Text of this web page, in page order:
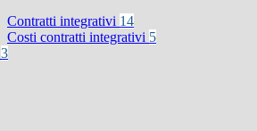
Contratti integrativi 14
Costi contratti integrativi 5
3